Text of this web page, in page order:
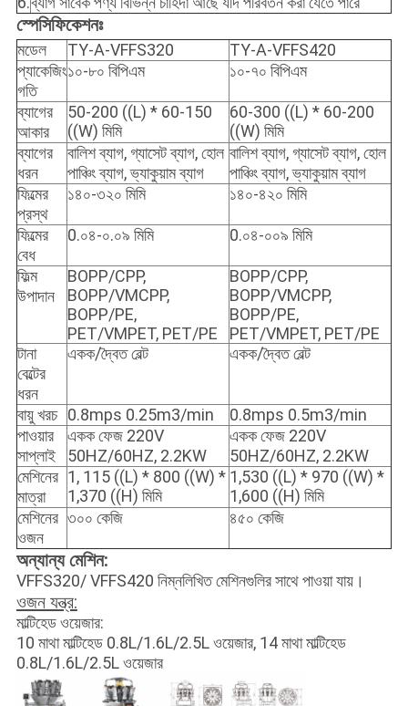
স্পেসিফিকেশনঃ
মডেল TY-A-VFFS320
TY-A-VFFS420
প্যাকেজিং
গতি
১০-৮০ বিপিএম ১০-৭০ বিপিএম
ব্যাগের
আকার
50-200 ((L) * 60-150
((W) মিমি
60-300 ((L) * 60-200
((W) মিমি
ব্যাগের
ধরন
বালিশ ব্যাগ, গ্যাসেট ব্যাগ, হোল
পাঞ্চিং ব্যাগ, ভ্যাকুয়াম ব্যাগ
বালিশ ব্যাগ, গ্যাসেট ব্যাগ, হোল
পাঞ্চিং ব্যাগ, ভ্যাকুয়াম ব্যাগ
ফিল্মের
প্রস্থ
১৪০-৩২০ মিমি ১৪০-৪২০ মিমি
ফিল্মের
বেধ
0.০৪-০.০৯ মিমি 0.০৪-০০৯ মিমি
ফিল্ম
উপাদান
BOPP/CPP,
BOPP/VMCPP,
BOPP/PE,
PET/VMPET, PET/PE
BOPP/CPP,
BOPP/VMCPP,
BOPP/PE,
PET/VMPET, PET/PE
টানা
বেল্টের
ধরন
একক/দ্বৈত বেল্ট একক/দ্বৈত বেল্ট
বায়ু খরচ 0.8mps 0.25m3/min
0.8mps 0.5m3/min
পাওয়ার
সাপ্লাই
একক ফেজ 220V
50HZ/60HZ, 2.2KW
একক ফেজ 220V
50HZ/60HZ, 2.2KW
মেশিনের
মাত্রা
1, 115 ((L) * 800 ((W) *
1,370 ((H) মিমি
1,530 ((L) * 970 ((W) *
1,600 ((H) মিমি
মেশিনের
ওজন
৩০০ কেজি ৪৫০ কেজি
অন্যান্য মেশিন:
VFFS320/ VFFS420 নিম্নলিখিত মেশিনগুলির সাথে পাওয়া যায়।
ওজন যন্ত্র:
মাল্টিহেড ওয়েজার:
10 মাথা মাল্টিহেড 0.8L/1.6L/2.5L ওয়েজার, 14 মাথা মাল্টিহেড
0.8L/1.6L/2.5L ওয়েজার